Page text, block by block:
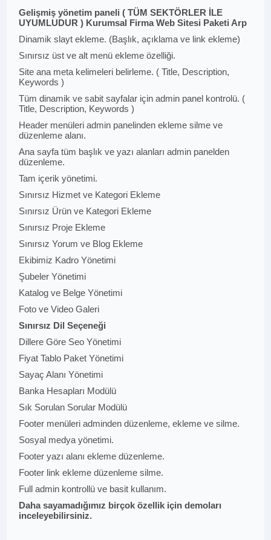
Gelişmiş yönetim paneli ( TÜM SEKTÖRLER İLE
UYUMLUDUR ) Kurumsal Firma Web Sitesi Paketi Arp
Dinamik slayt ekleme. (Başlık, açıklama ve link ekleme)
Sınırsız üst ve alt menü ekleme özelliği.
Site ana meta kelimeleri belirleme. ( Title, Description,
Keywords )
Tüm dinamik ve sabit sayfalar için admin panel kontrolü. (
Title, Description, Keywords )
Header menüleri admin panelinden ekleme silme ve
düzenleme alanı.
Ana sayfa tüm başlık ve yazı alanları admin panelden
düzenleme.
Tam içerik yönetimi.
Sınırsız Hizmet ve Kategori Ekleme
Sınırsız Ürün ve Kategori Ekleme
Sınırsız Proje Ekleme
Sınırsız Yorum ve Blog Ekleme
Ekibimiz Kadro Yönetimi
Şubeler Yönetimi
Katalog ve Belge Yönetimi
Foto ve Video Galeri
Sınırsız Dil Seçeneği
Dillere Göre Seo Yönetimi
Fiyat Tablo Paket Yönetimi
Sayaç Alanı Yönetimi
Banka Hesapları Modülü
Sık Sorulan Sorular Modülü
Footer menüleri adminden düzenleme, ekleme ve silme.
Sosyal medya yönetimi.
Footer yazı alanı ekleme düzenleme.
Footer link ekleme düzenleme silme.
Full admin kontrollü ve basit kullanım.
Daha sayamadığımız birçok özellik için demoları
inceleyebilirsiniz.